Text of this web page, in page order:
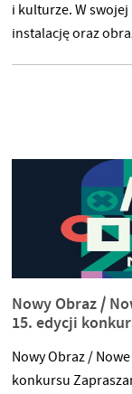
i kulturze. W
instalację oraz
prezentowane
m.in. w Tate
Nowy Obraz /
15. edycji
Nowy Obraz /
konkursu